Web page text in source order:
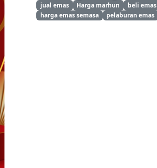
jual emas
Harga marhun
beli emas
harga emas semasa
pelaburan emas